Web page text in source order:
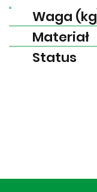
Waga
Materiał
Status